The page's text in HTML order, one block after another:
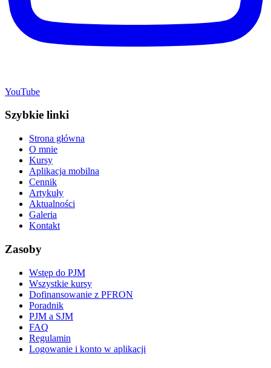
YouTube
Szybkie linki
Strona główna
O mnie
Kursy
Aplikacja mobilna
Cennik
Artykuły
Aktualności
Galeria
Kontakt
Zasoby
Wstęp do PJM
Wszystkie kursy
Dofinansowanie z PFRON
Poradnik
PJM a SJM
FAQ
Regulamin
Logowanie i konto w aplikacji